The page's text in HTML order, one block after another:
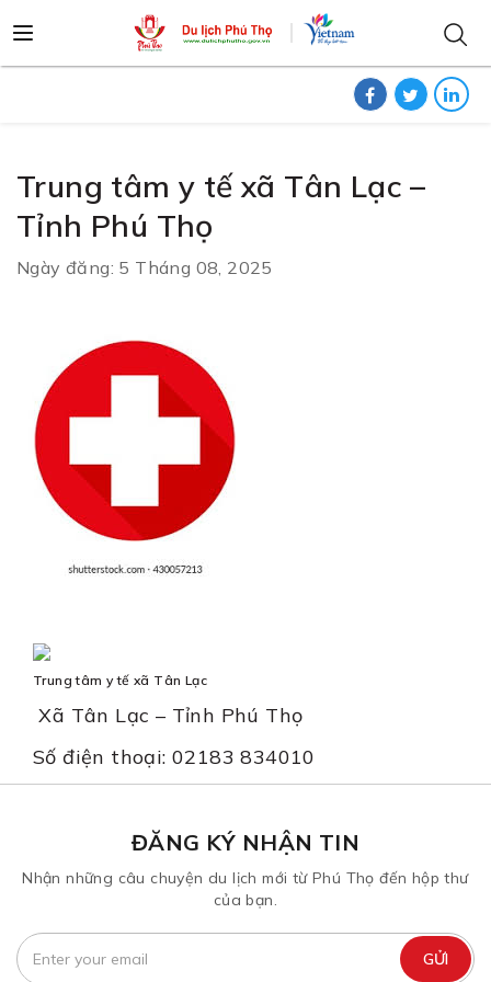
Trung tâm y tế xã Tân Lạc –
Tỉnh Phú Thọ
Ngày đăng: 5 Tháng 08, 2025
Trung tâm y tế xã Tân Lạc
Xã Tân Lạc – Tỉnh Phú Thọ
Số điện thoại: 02183 834010
ĐĂNG KÝ NHẬN TIN
Nhận những câu chuyện du lịch mới từ Phú Thọ đến hộp thư
của bạn.